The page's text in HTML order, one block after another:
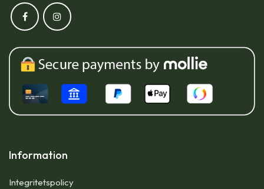
Information
Integritetspolicy